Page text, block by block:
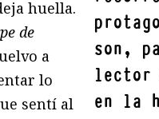
son,
lector
en la
huella.
de
a
lo
sentí al